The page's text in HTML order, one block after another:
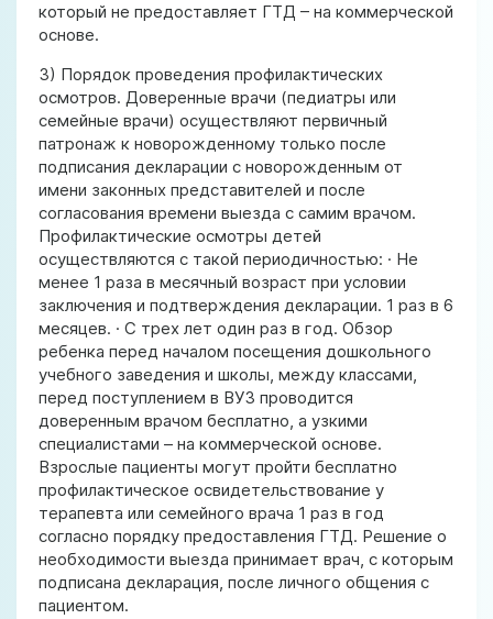
который не предоставляет ГТД – на коммерческой
основе.
3) Порядок проведения профилактических
осмотров. Доверенные врачи (педиатры или
семейные врачи) осуществляют первичный
патронаж к новорожденному только после
подписания декларации с новорожденным от
имени законных представителей и после
согласования времени выезда с самим врачом.
Профилактические осмотры детей
осуществляются с такой периодичностью: · Не
менее 1 раза в месячный возраст при условии
заключения и подтверждения декларации. 1 раз в 6
месяцев. · С трех лет один раз в год. Обзор
ребенка перед началом посещения дошкольного
учебного заведения и школы, между классами,
перед поступлением в ВУЗ проводится
доверенным врачом бесплатно, а узкими
специалистами – на коммерческой основе.
Взрослые пациенты могут пройти бесплатно
профилактическое освидетельствование у
терапевта или семейного врача 1 раз в год
согласно порядку предоставления ГТД. Решение о
необходимости выезда принимает врач, с которым
подписана декларация, после личного общения с
пациентом.